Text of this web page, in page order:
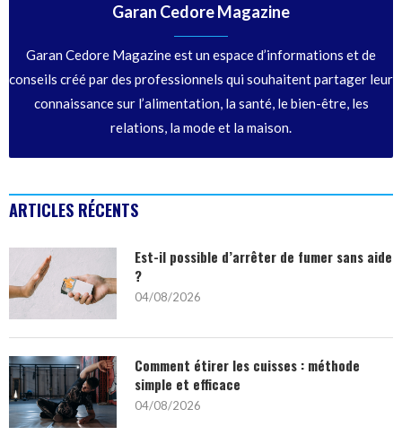
Garan Cedore Magazine
Garan Cedore Magazine est un espace d’informations et de
conseils créé par des professionnels qui souhaitent partager leur
connaissance sur l’alimentation, la santé, le bien-être, les
relations, la mode et la maison.
ARTICLES RÉCENTS
Est-il possible d’arrêter de fumer sans aide
?
04/08/2026
Comment étirer les cuisses : méthode
simple et efficace
04/08/2026